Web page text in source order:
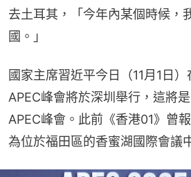
去土耳其，「今年內某個時候，
國。」
國家主席習近平今日（11月1日
APEC峰會將於深圳舉行，這將
APEC峰會。此前《香港01》曾
為位於福田區的香蜜湖國際會議